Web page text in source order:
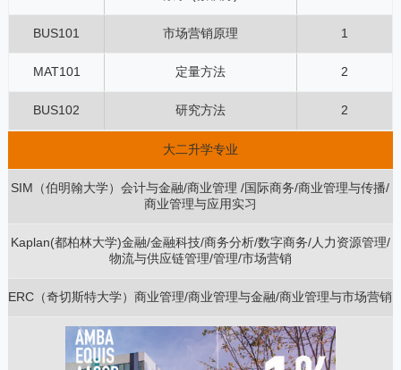
BUS101 市场营销原理 1
MAT101 定量方法 2
BUS102 研究方法 2
大二升学专业
SIM（伯明翰大学）会计与金融/商业管理 /国际商务/商业管理与传播/
商业管理与应用实习
Kaplan(都柏林大学)金融/金融科技/商务分析/数字商务/人力资源管理/
物流与供应链管理/管理/市场营销
ERC（奇切斯特大学）商业管理/商业管理与金融/商业管理与市场营销